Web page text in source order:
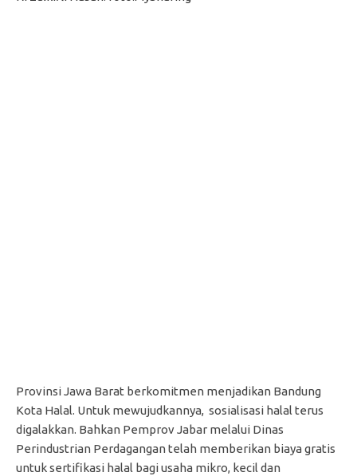
Provinsi Jawa Barat berkomitmen menjadikan Bandung
Kota Halal. Untuk mewujudkannya, sosialisasi halal terus
digalakkan. Bahkan Pemprov Jabar melalui Dinas
Perindustrian Perdagangan telah memberikan biaya gratis
untuk sertifikasi halal bagi usaha mikro, kecil dan